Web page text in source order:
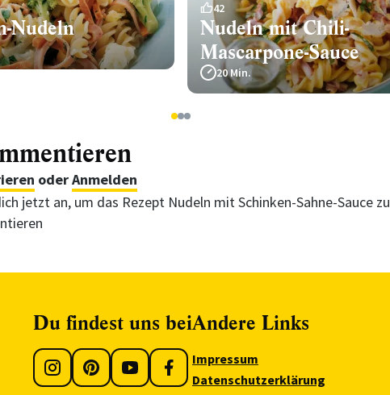
Nudeln
42
Nudeln mit Chili-
Mascarpone-Sauce
20 Min.
123
oderAnmelden
jetzt an, um das Rezept Nudeln mit Schinken-Sahne-Sauce zu
Du findest uns beiAndere Links
Impressum
Datenschutzerklärung